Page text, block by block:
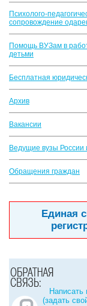
Психолого-
сопровождение
Помощь ВУЗам в
детьми
Бесплатная
Архив
Вакансии
Ведущие вузы России
Обращения граждан
Единая
Написать
(задать